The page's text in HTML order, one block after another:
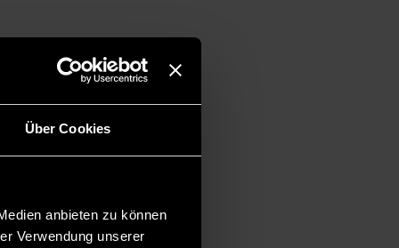
Über Cookies
anbieten zu können
Verwendung unserer
Koller / Mario Prem,
VHV Allgemeine